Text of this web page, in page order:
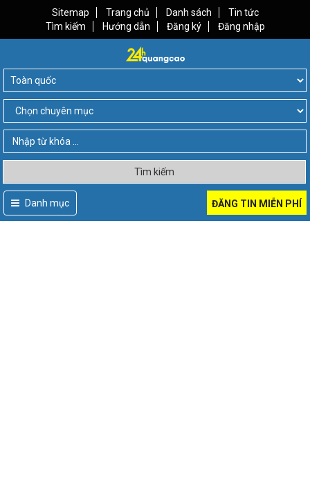
Sitemap Trang chủ Danh sách
Tin tức
Tìm kiếm
Hướng dẫn Đăng ký Đăng nhập
Tìm kiếm
Danh mục ĐĂNG TIN MIỄN PHÍ